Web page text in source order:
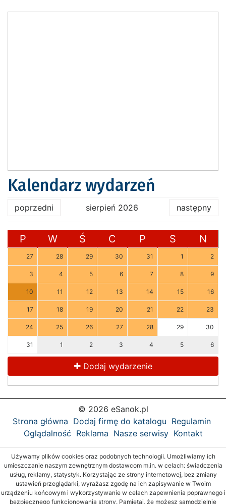
Kalendarz wydarzeń
poprzedni sierpień 2026 następny
P W Ś C P S N
27 28 29 30 31 1 2
3 4 5 6 7 8 9
10 11 12 13 14 15 16
17 18 19 20 21 22 23
24 25 26 27 28 29 30
31 1 2 3 4 5 6
Dodaj wydarzenie
© 2026 eSanok.pl
Strona główna Dodaj firmę do katalogu Regulamin
Oglądalność Reklama Nasze serwisy Kontakt
Używamy plików cookies oraz podobnych technologii. Umożliwiamy ich
umieszczanie naszym zewnętrznym dostawcom m.in. w celach: świadczenia
usług, reklamy, statystyk. Korzystając ze strony internetowej, bez zmiany
ustawień przeglądarki, wyrażasz zgodę na ich zapisywanie w Twoim
urządzeniu końcowym i wykorzystywanie w celach zapewnienia poprawnego i
bezpiecznego funkcjonowania strony. Pamiętaj, że możesz samodzielnie